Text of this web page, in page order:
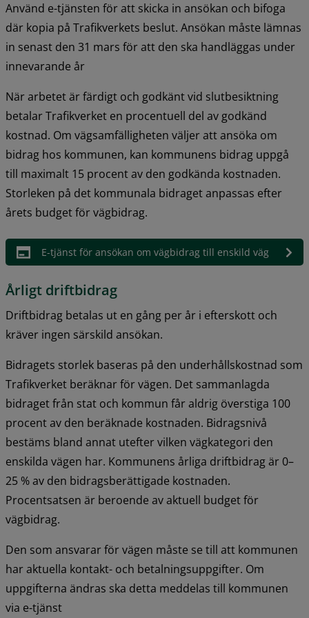
Använd e-tjänsten för att skicka in ansökan och bifoga
där kopia på Trafikverkets beslut. Ansökan måste lämnas
in senast den 31 mars för att den ska handläggas under
innevarande år
När arbetet är färdigt och godkänt vid slutbesiktning
betalar Trafikverket en procentuell del av godkänd
kostnad. Om vägsamfälligheten väljer att ansöka om
bidrag hos kommunen, kan kommunens bidrag uppgå
till maximalt 15 procent av den godkända kostnaden.
Storleken på det kommunala bidraget anpassas efter
årets budget för vägbidrag.
E-tjänst för ansökan om vägbidrag till enskild väg
Årligt driftbidrag
Driftbidrag betalas ut en gång per år i efterskott och
kräver ingen särskild ansökan.
Bidragets storlek baseras på den underhållskostnad som
Trafikverket beräknar för vägen. Det sammanlagda
bidraget från stat och kommun får aldrig överstiga 100
procent av den beräknade kostnaden. Bidragsnivå
bestäms bland annat utefter vilken vägkategori den
enskilda vägen har. Kommunens årliga driftbidrag är 0–
25 % av den bidragsberättigade kostnaden.
Procentsatsen är beroende av aktuell budget för
vägbidrag.
Den som ansvarar för vägen måste se till att kommunen
har aktuella kontakt- och betalningsuppgifter. Om
uppgifterna ändras ska detta meddelas till kommunen
via e-tjänst